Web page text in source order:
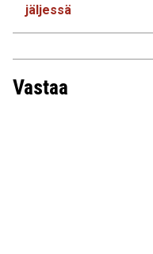
jäljessä
Vastaa